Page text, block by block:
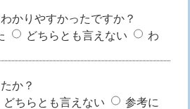
かりやすかったですか？
どちらとも言えない
わ
か？
どちらとも言えない
参考に